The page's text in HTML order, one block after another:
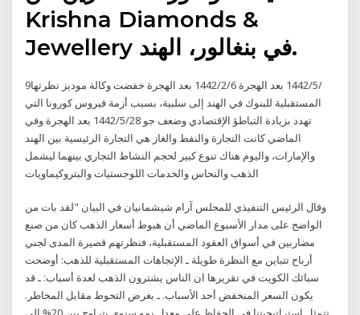
Krishna Diamonds &
Jewellery‬ في بنغالور، الهند.
9‏‏/5‏‏/1442 بعد الهجرة 6‏‏/2‏‏/1442 بعد الهجرة خفضت وكالة موديز نظرتها
المستقبلية للبنوك في الهند إلى سلبية، بسبب أزمة فيروس كورونا التي
تهدد بزيادة التباطؤ الإقتصادي وضعف جو 28‏‏/5‏‏/1442 بعد الهجرة وفي
الماضي كانت التجارة والنفط والغاز هي التجارة الرئيسية بين الهند
والإمارات، واليوم هناك تنوع كبير لحجم النشاط التجاري بينهما ليشمل
الذهب والنحاس والخدمات اللوجستيات والبتروكيماويات
وقال الرئيس التنفيذي للمجلس آرام شيشمانيان في البيان "لقد بات من
الواضح على مدار الأسبوع الماضي أن هبوط أسعار الذهب كان من صنع
مضاربين في أسواق العقود المستقبلية، فنظرتهم قصيرة المدى لجني
أرباح تتباين مع النظرة طويلة ـ الإتجاهات المستقبلية للذهب: أوضحت
سبائك الكويت في تقريرها ان الناس يشترون الذهب لعدة أسباب: ـ قد
يكون السعر المنخفض أحد الأسباب. ـ بغرض التحوط مقابل المخاطر.